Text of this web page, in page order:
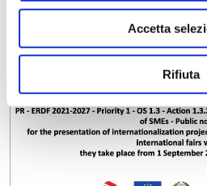
Accetta
Rifiuta